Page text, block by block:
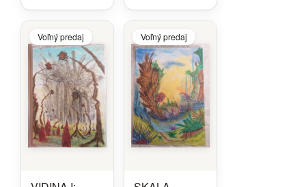
Voľný predaj Voľný predaj